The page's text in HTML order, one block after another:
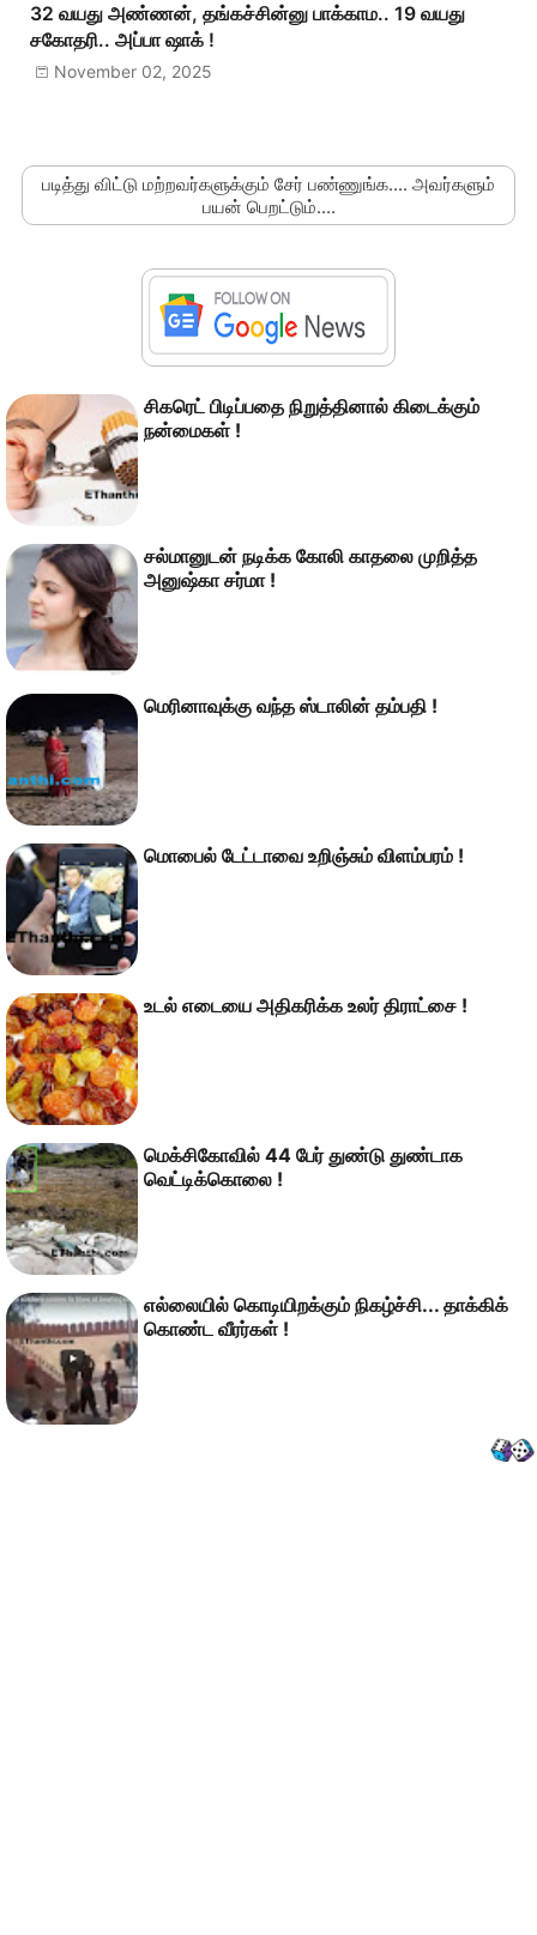
32 வயது அண்ணன், தங்கச்சின்னு பாக்காம.. 19 வயது
சகோதரி.. அப்பா ஷாக் !
November 02, 2025
படித்து விட்டு மற்றவர்களுக்கும் சேர் பண்ணுங்க.... அவர்களும்
பயன் பெறட்டும்....
சிகரெட் பிடிப்பதை நிறுத்தினால் கிடைக்கும்
நன்மைகள் !
சல்மானுடன் நடிக்க கோலி காதலை முறித்த
அனுஷ்கா சர்மா !
மெரினாவுக்கு வந்த ஸ்டாலின் தம்பதி !
மொபைல் டேட்டாவை உறிஞ்சும் விளம்பரம் !
உடல் எடையை அதிகரிக்க உலர் திராட்சை !
மெக்சிகோவில் 44 பேர் துண்டு துண்டாக
வெட்டிக்கொலை !
எல்லையில் கொடியிறக்கும் நிகழ்ச்சி... தாக்கிக்
கொண்ட வீரர்கள் !